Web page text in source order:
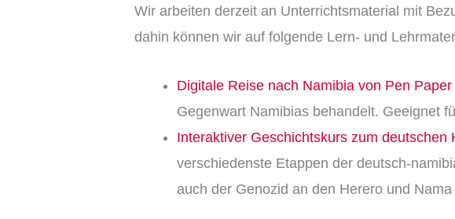
Wir arbeiten derzeit an Unterrichtsmaterial mit
dahin können wir auf folgende Lern- und
Digitale Reise nach Namibia von Pen Paper
Gegenwart Namibias behandelt. Geeignet
Interaktiver Geschichtskurs zum
verschiedenste Etappen der deutsch-
auch der Genozid an den Herero und